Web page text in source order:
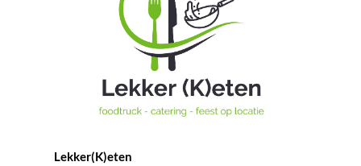
Lekker(K)eten